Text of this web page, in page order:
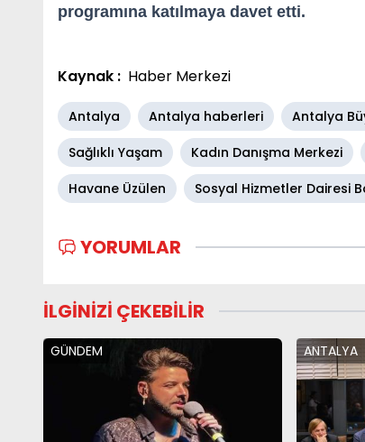
programına katılmaya davet etti.
Kaynak : Haber Merkezi
Antalya Antalya haberleri Antalya
Sağlıklı Yaşam
Kadın Danışma Merkezi
Havane Üzülen
Sosyal Hizmetler Dairesi
YORUMLAR
İLGİNİZİ ÇEKEBİLİR
GÜNDEM ANTALYA